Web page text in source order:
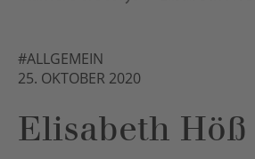
#ALLGEMEIN
25. OKTOBER 2020
Elisabeth Höß